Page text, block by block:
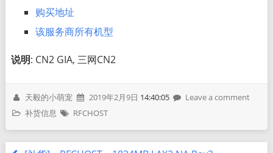
购买地址
该服务商所有机型
说明: CN2 GIA, 三网CN2
天毅的小萌宠 2019年2月9日 14:40:05
Leave a comment
补货信息
RFCHOST